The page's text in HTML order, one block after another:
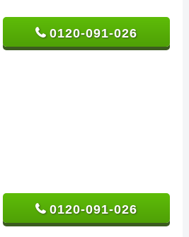
0120-091-026
0120-091-026